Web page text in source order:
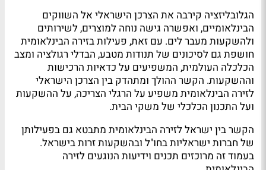
הגלובליזציה קירבה את הצרכן הישראלי אל השווקים
הבינלאומיים, ואפשרה גישה נוחה למוצרים, לשירותים
ולהשקעות מעבר לים. עם זאת, פעילות בזירה הבינלאומית
חושפת גם לסיכונים של תנודות מטבע, הבדלי רגולציה ומצב
הכלכלה העולמית, המשפיעים על כדאיות הרכישות
וההשקעות. הקשר ההולך ומתהדק בין הצרכן הישראלי
לזירה הבינלאומית משפיע על הרגלי הצריכה, על ההשקעות
ועל התכנון הכלכלי של משקי הבית.
הקשר בין ישראל לזירה הבינלאומית מתבטא גם בפעילותן
של חברות ישראליות בחו"ל ובהשקעות זרות בישראל.
בעמוד זה מרוכזים תכנים וידיעות הנוגעים לזירה